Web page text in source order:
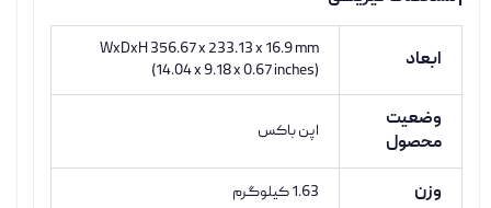
ابعاد
WxDxH 356.67 x 233.13 x 16.9 mm
(14.04 x 9.18 x 0.67 inches)
وضعیت
محصول
اپن باکس
وزن 1.63 کیلوگرم